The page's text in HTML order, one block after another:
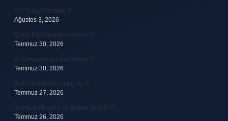
340 hangi hesaptır ?
Ağustos 3, 2026
Şirket KDV nereden ödenir ?
Temmuz 30, 2026
23 baklavalı sac fiyatı nedir ?
Temmuz 30, 2026
Açık hava basıncı kaç hg ?
Temmuz 27, 2026
Kozmolojik kanıt ne demek felsefe ?
Temmuz 26, 2026